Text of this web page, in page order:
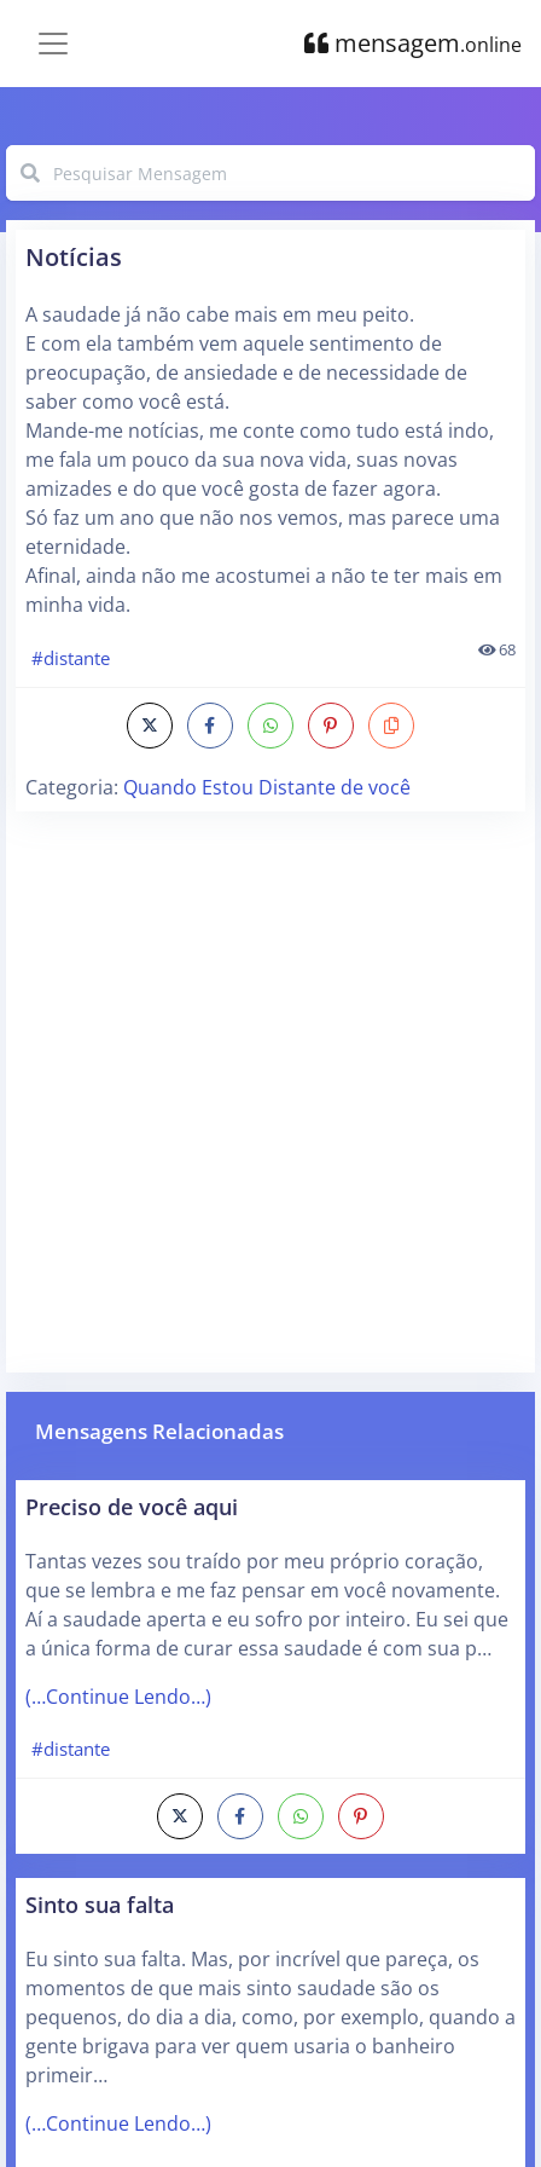
mensagem.online
Notícias
A saudade já não cabe mais em meu peito.
E com ela também vem aquele sentimento de
preocupação, de ansiedade e de necessidade de
saber como você está.
Mande-me notícias, me conte como tudo está indo,
me fala um pouco da sua nova vida, suas novas
amizades e do que você gosta de fazer agora.
Só faz um ano que não nos vemos, mas parece uma
eternidade.
Afinal, ainda não me acostumei a não te ter mais em
minha vida.
#distante 68
Categoria: Quando Estou Distante de você
Mensagens Relacionadas
Preciso de você aqui
Tantas vezes sou traído por meu próprio coração,
que se lembra e me faz pensar em você novamente.
Aí a saudade aperta e eu sofro por inteiro. Eu sei que
a única forma de curar essa saudade é com sua p…
(…Continue Lendo…)
#distante
Sinto sua falta
Eu sinto sua falta. Mas, por incrível que pareça, os
momentos de que mais sinto saudade são os
pequenos, do dia a dia, como, por exemplo, quando a
gente brigava para ver quem usaria o banheiro
primeir…
(…Continue Lendo…)